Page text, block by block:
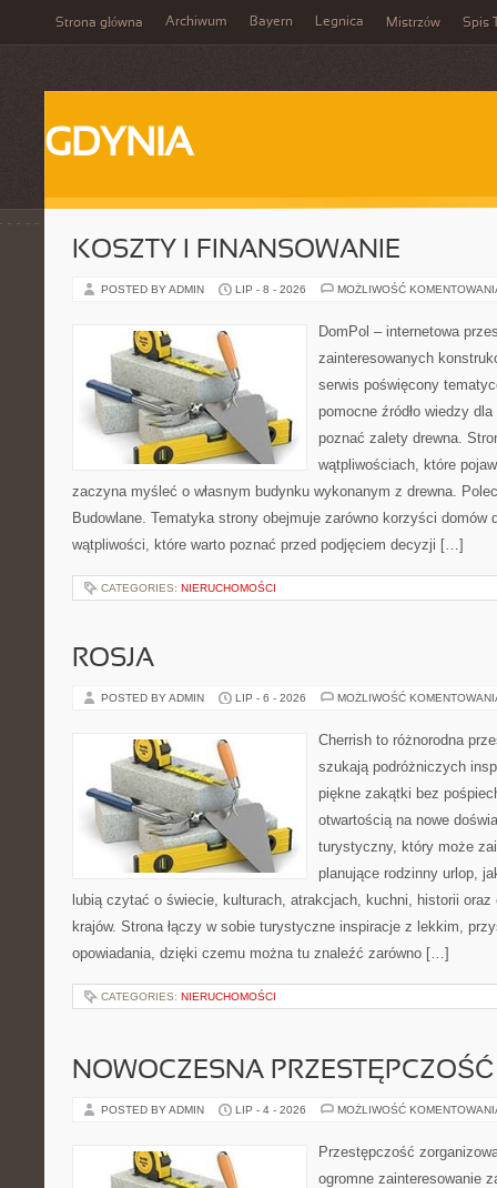
Strona główna Archiwum Bayern Legnica Mistrzów Spis
GDYNIA
KOSZTY I FINANSOWANIE
POSTED BY ADMIN LIP - 8 - 2026 MOŻLIWOŚĆ
DomPol – internetowa
zainteresowanych
serwis poświęcony
pomocne źródło wiedzy
poznać zalety drewna.
wątpliwościach, które
zaczyna myśleć o własnym budynku wykonanym z drewna.
Budowlane. Tematyka strony obejmuje zarówno korzyści domów
wątpliwości, które warto poznać przed podjęciem decyzji […]
CATEGORIES: NIERUCHOMOŚCI
ROSJA
POSTED BY ADMIN LIP - 6 - 2026 MOŻLIWOŚĆ
Cherrish to różnorodna
szukają podróżniczych
piękne zakątki bez
otwartością na nowe
turystyczny, który może
planujące rodzinny urlop,
lubią czytać o świecie, kulturach, atrakcjach, kuchni, historii
krajów. Strona łączy w sobie turystyczne inspiracje z lekkim,
opowiadania, dzięki czemu można tu znaleźć zarówno […]
CATEGORIES: NIERUCHOMOŚCI
NOWOCZESNA PRZESTĘPCZOŚĆ
POSTED BY ADMIN LIP - 4 - 2026 MOŻLIWOŚĆ
Przestępczość
ogromne zainteresowanie